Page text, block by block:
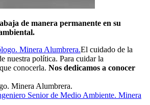
de manera permanente en su
El cuidado de la
nuestra política. Para cuidar la
conocerla. Nos dedicamos a conocer
Minera Alumbrera.